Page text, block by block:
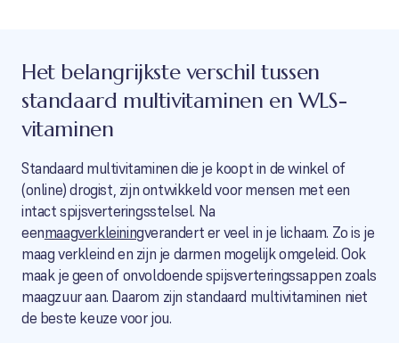
Het belangrijkste verschil tussen
standaard multivitaminen en WLS-
vitaminen
Standaard multivitaminen die je koopt in de winkel of
(online) drogist, zijn ontwikkeld voor mensen met een
intact spijsverteringsstelsel. Na
eenmaagverkleiningverandert er veel in je lichaam. Zo is je
maag verkleind en zijn je darmen mogelijk omgeleid. Ook
maak je geen of onvoldoende spijsverteringssappen zoals
maagzuur aan. Daarom zijn standaard multivitaminen niet
de beste keuze voor jou.